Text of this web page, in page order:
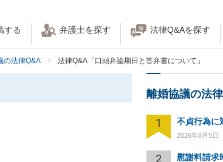
する 弁護士を探す 法律Q&Aを探す
の法律Q&A 法律Q&A「口頭弁論期日と答弁書について」
離婚協議の法
1
2026年8月5日
2